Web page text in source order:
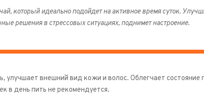
который идеально подойдет на активное время суток.
решения в стрессовых ситуациях, поднимет настроение.
внешний вид кожи и волос. Облегчает состояние
в день пить не рекомендуется.